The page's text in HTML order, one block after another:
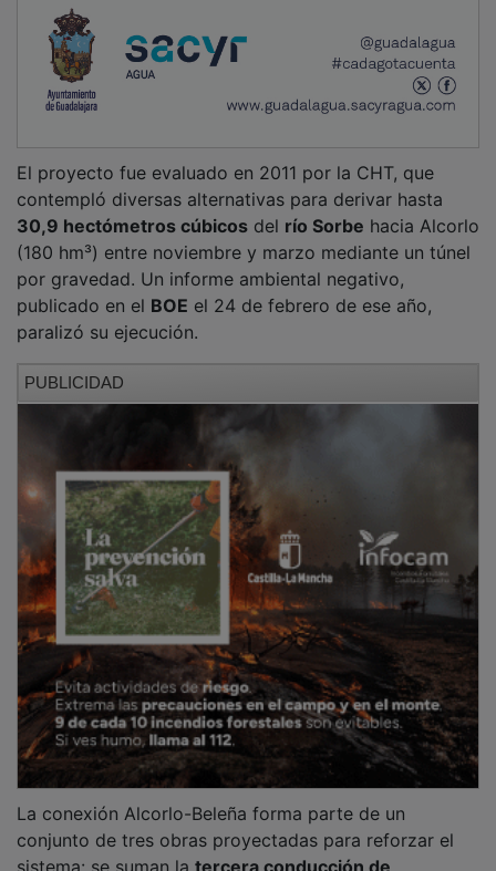
contempló diversas alternativas para derivar hasta
30,9 hectómetros cúbicosdel río Sorbe hacia Alcorlo
(180 hm³) entre noviembre y marzo mediante un túnel
por gravedad. Un informe ambiental negativo,
publicado en elBOE el 24 de febrero de ese año,
paralizó su ejecución.
conjunto de tres obras proyectadas para reforzar el
sistema: se suman latercera conducción de